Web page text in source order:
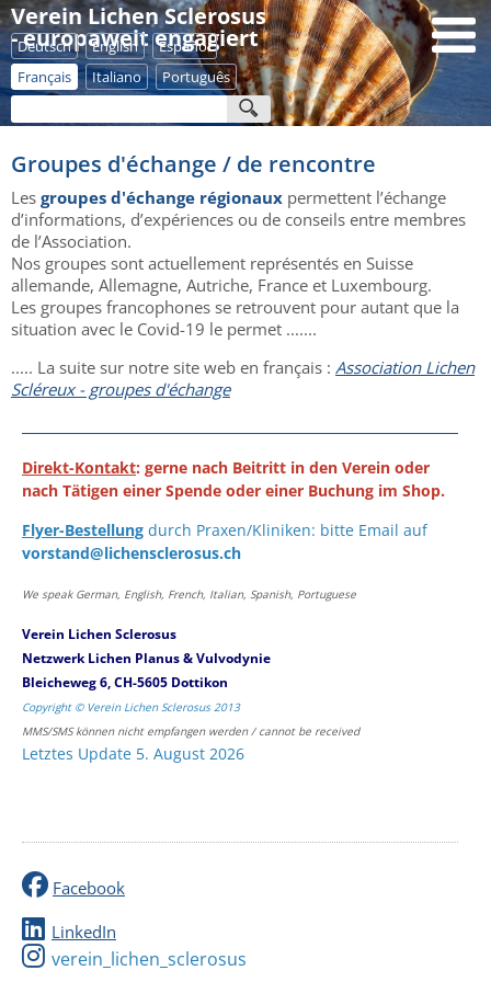
Verein Lichen Sclerosus
- europaweit engagiert
Deutsch English
Español
Français
Italiano Português
Groupes d'échange / de rencontre
Les groupes d'échange régionaux permettent l’échange
d’informations, d’expériences ou de conseils entre membres
de l’Association.
Nos groupes sont actuellement représentés en Suisse
allemande, Allemagne, Autriche, France et Luxembourg.
Les groupes francophones se retrouvent pour autant que la
situation avec le Covid-19 le permet .......
..... La suite sur notre site web en français : Association Lichen
Scléreux - groupes d'échange
Direkt-Kontakt: gerne nach Beitritt in den Verein oder
nach Tätigen einer Spende oder einer Buchung im Shop.
Flyer-Bestellung durch Praxen/Kliniken: bitte Email auf
vorstand@lichensclerosus.ch
We speak German, English, French, Italian, Spanish, Portuguese
Verein Lichen Sclerosus
Netzwerk Lichen Planus & Vulvodynie
Bleicheweg 6, CH-5605 Dottikon
Copyright © Verein Lichen Sclerosus 2013
MMS/SMS können nicht empfangen werden / cannot be received
Letztes Update 5. August 2026
Facebook
LinkedIn
verein_lichen_sclerosus